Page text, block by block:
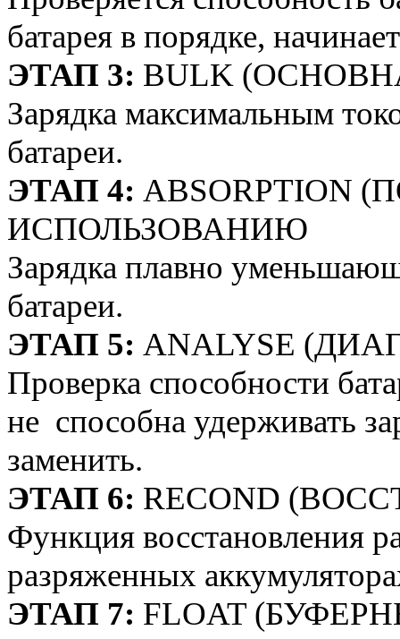
батарея в порядке,
ЭТАП 3: BULK
Зарядка максимальным
батареи.
ЭТАП 4: ABSORPTION
ИСПОЛЬЗОВАНИЮ
Зарядка плавно
батареи.
ЭТАП 5: ANALYSE
Проверка способности
не способна удерживать
заменить.
ЭТАП 6: RECOND
Функция восстановления
разряженных
ЭТАП 7: FLOAT